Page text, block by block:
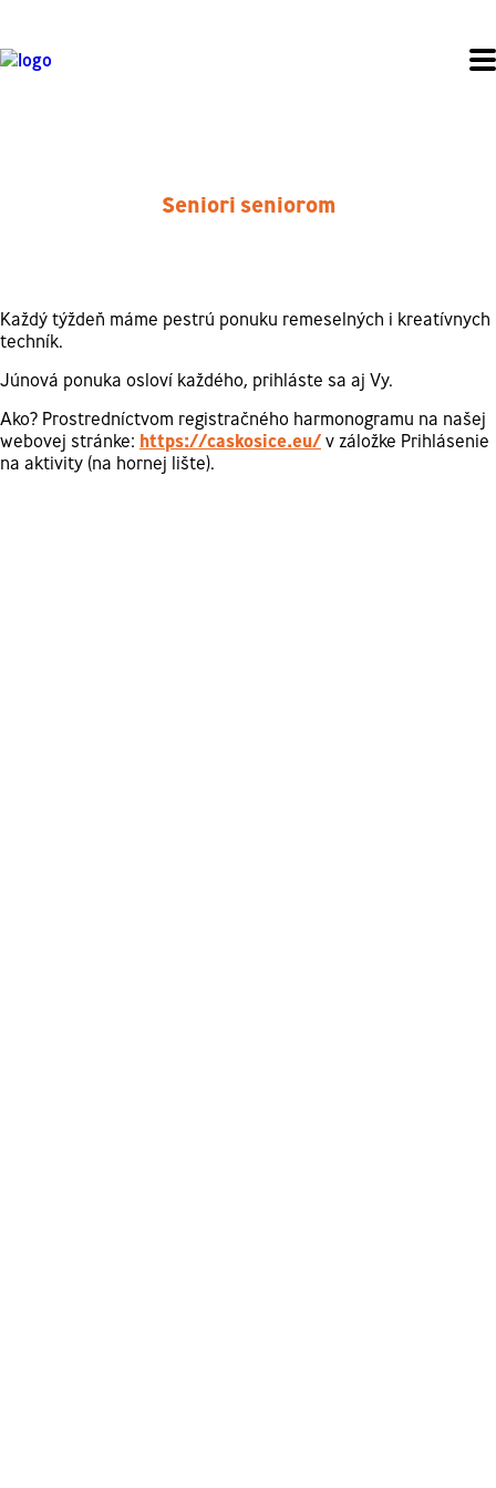
Seniori seniorom
Každý týždeň máme pestrú ponuku remeselných i kreatívnych
techník.
Júnová ponuka osloví každého, prihláste sa aj Vy.
Ako? Prostredníctvom registračného harmonogramu na našej
webovej stránke: https://caskosice.eu/ v záložke Prihlásenie
na aktivity (na hornej lište).